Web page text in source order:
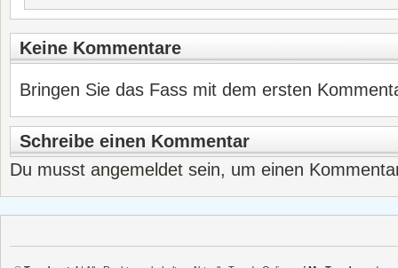
Keine Kommentare
Bringen Sie das Fass mit dem ersten
Schreibe einen Kommentar
Du musst angemeldet sein, um einen